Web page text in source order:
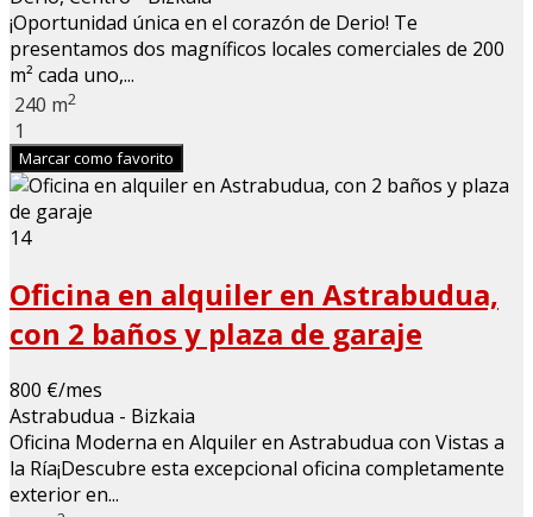
¡Oportunidad única en el corazón de Derio! Te
presentamos dos magníficos locales comerciales de 200
m² cada uno,...
240 m2
1
Marcar como favorito
14
Oficina en alquiler en Astrabudua,
con 2 baños y plaza de garaje
800 €/mes
Astrabudua - Bizkaia
Oficina Moderna en Alquiler en Astrabudua con Vistas a
la Ría¡Descubre esta excepcional oficina completamente
exterior en...